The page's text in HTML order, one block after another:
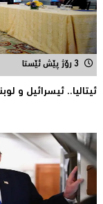
3 رۆژ پێش ئێستا
ئیتالیا.. ئیسرائیل و